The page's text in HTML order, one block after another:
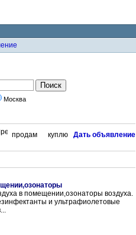
Москва
продам куплю Дaть объявление
в помещении,озонаторы воздуха.
и ультрафиолетовые